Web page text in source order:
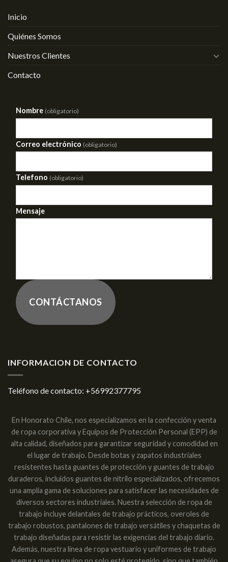
Inicio
Quiénes Somos
Nuestros Clientes
Contacto
Nombre (obligatorio)
Correo electrónico (obligatorio)
Telefono (obligatorio)
Mensaje
CONTÁCTANOS
INFORMACION DE CONTACTO
Teléfono de contacto: +56992377795
En Honorato Chile, nos especializamos en la confección y venta
de ropa corporativa y Equipos de Protección Personal (EPP) de
alta calidad, diseñados para garantizar seguridad y comodidad en
el lugar de trabajo. Desde botas y zapatos industriales
resistentes hasta guantes de protección y guantes de trabajo
duraderos, incluidos guantes de nitrilo especializados, ofrecemos
una amplia gama de soluciones para satisfacer las necesidades de
diversos sectores industriales. Nuestra selección de ropa de
trabajo incluye delantales de trabajo prácticos, overoles de
trabajo robustos, pantalones de trabajo versátiles y chaquetas de
trabajo diseñadas para resistir las exigencias del trabajo diario.
Además, nuestra línea de ropa vestuario y uniformes de trabajo